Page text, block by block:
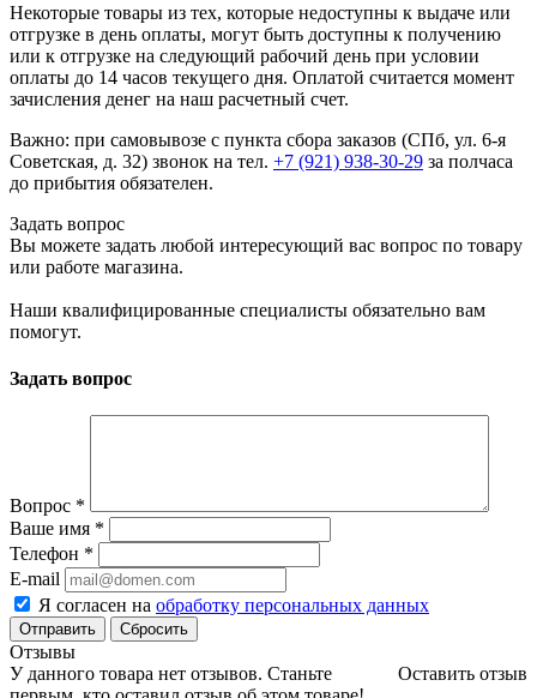
Некоторые товары из тех, которые недоступны к выдаче или
отгрузке в день оплаты, могут быть доступны к получению
или к отгрузке на следующий рабочий день при условии
оплаты до 14 часов текущего дня. Оплатой считается момент
зачисления денег на наш расчетный счет.
Важно: при самовывозе с пункта сборa заказов (СПб, ул. 6-я
Советская, д. 32) звонок на тел. +7 (921) 938-30-29 за полчаса
до прибытия обязателен.
Задать вопрос
Вы можете задать любой интересующий вас вопрос по товару
или работе магазина.
Наши квалифицированные специалисты обязательно вам
помогут.
Задать вопрос
Вопрос *
Ваше имя *
Телефон *
E-mail
Я согласен на обработку персональных данных
Сбросить
Отзывы
Оставить отзыв
У данного товара нет отзывов. Станьте